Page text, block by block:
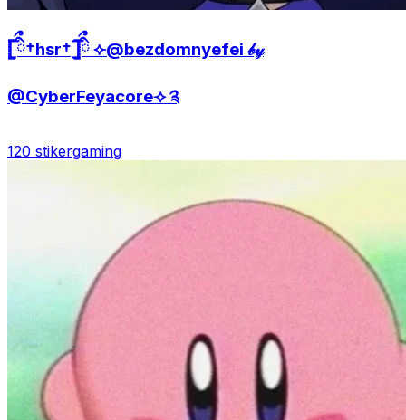
𓊈ིྀ†hsr†𓊉ིྀ ⟣@bezdomnyefei 𝒷𝓎
@CyberFeyacore⟢ ༉
120 stikergaming